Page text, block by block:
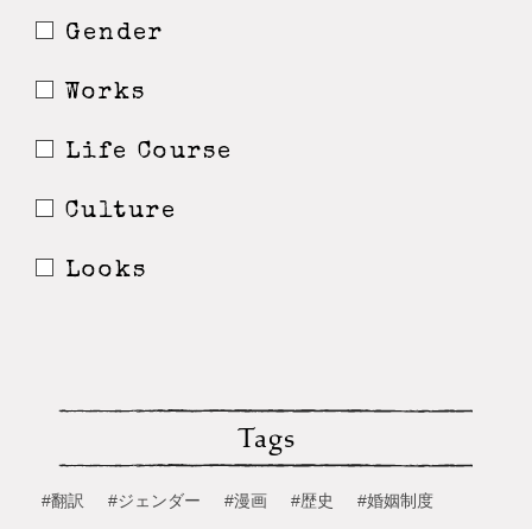
Gender
Works
Life Course
Culture
Looks
Tags
#翻訳 #ジェンダー #漫画 #歴史 #婚姻制度